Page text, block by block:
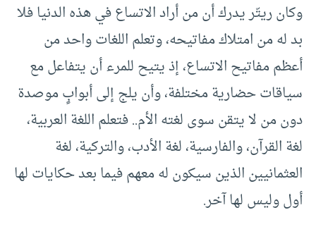
وكان ريتّر يدرك أن من أراد الاتساع في هذه الدنيا فلا
بد له من امتلاك مفاتيحه، وتعلم اللغات واحد من
أعظم مفاتيح الاتساع، إذ يتيح للمرء أن يتفاعل مع
سياقات حضارية مختلفة، وأن يلج إلى أبوابٍ موصدة
دون من لا يتقن سوى لغته الأم.. فتعلم اللغة العربية،
لغة القرآن، والفارسية، لغة الأدب، والتركية، لغة
العثمانيين الذين سيكون له معهم فيما بعد حكايات لها
أول وليس لها آخر.